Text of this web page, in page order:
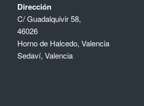
Dirección
C/ Guadalquivir 58,
46026
Horno de Halcedo, Valencia
Sedaví, Valencia